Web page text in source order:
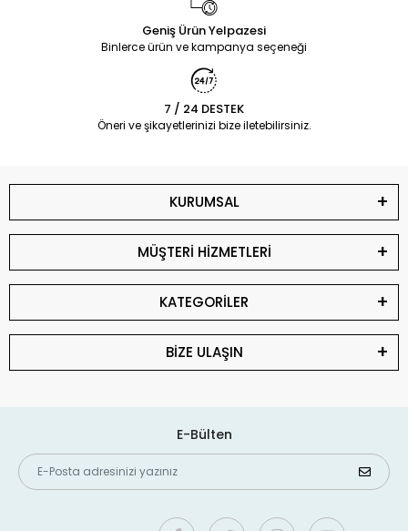
Geniş Ürün Yelpazesi
Binlerce ürün ve kampanya seçeneği
7 / 24 DESTEK
Öneri ve şikayetlerinizi bize iletebilirsiniz.
KURUMSAL
MÜŞTERİ HİZMETLERİ
KATEGORİLER
BİZE ULAŞIN
E-Bülten